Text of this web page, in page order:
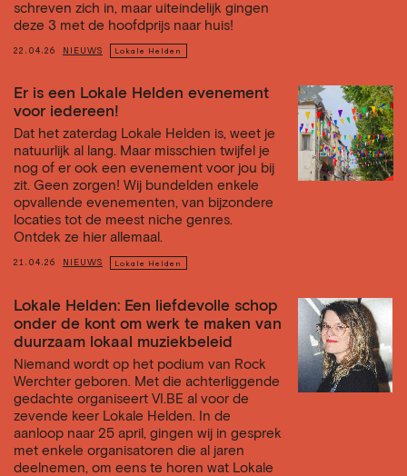
schreven zich in, maar uiteindelijk gingen
deze 3 met de hoofdprijs naar huis!
22.04.26 NIEUWS Lokale Helden
Er is een Lokale Helden evenement
voor iedereen!
Dat het zaterdag Lokale Helden is, weet je
natuurlijk al lang. Maar misschien twijfel je
nog of er ook een evenement voor jou bij
zit. Geen zorgen! Wij bundelden enkele
opvallende evenementen, van bijzondere
locaties tot de meest niche genres.
Ontdek ze hier allemaal.
21.04.26 NIEUWS Lokale Helden
Lokale Helden: Een liefdevolle schop
onder de kont om werk te maken van
duurzaam lokaal muziekbeleid
Niemand wordt op het podium van Rock
Werchter geboren. Met die achterliggende
gedachte organiseert VI.BE al voor de
zevende keer Lokale Helden. In de
aanloop naar 25 april, gingen wij in gesprek
met enkele organisatoren die al jaren
deelnemen, om eens te horen wat Lokale